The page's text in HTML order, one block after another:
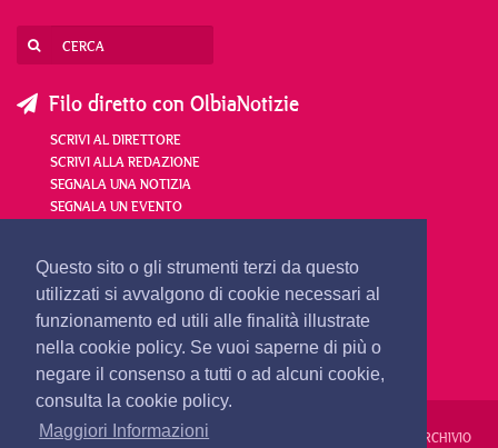
Questo sito o gli strumenti terzi da questo
utilizzati si avvalgono di cookie necessari al
funzionamento ed utili alle finalità illustrate
nella cookie policy. Se vuoi saperne di più o
negare il consenso a tutti o ad alcuni cookie,
consulta la cookie policy.
Maggiori Informazioni
Filo diretto con OlbiaNotizie
SCRIVI AL DIRETTORE
SCRIVI ALLA REDAZIONE
SEGNALA UNA NOTIZIA
SEGNALA UN EVENTO
redazione@olbianotizie.it
REDAZIONE PUBBLICITÀ PRIVACY E COOKIES ARCHIVIO